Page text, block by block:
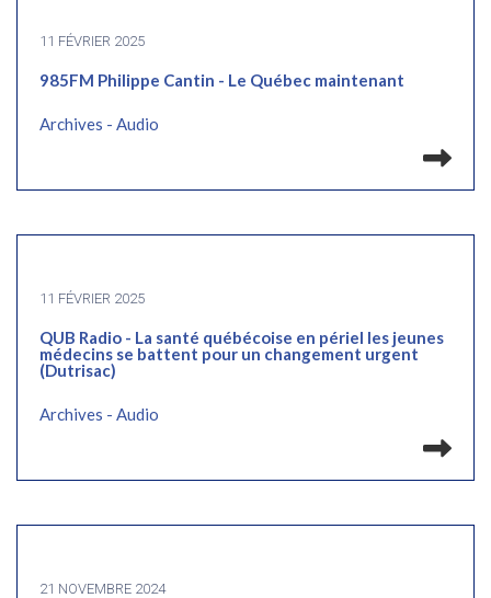
11 FÉVRIER 2025
985FM Philippe Cantin - Le Québec maintenant
Archives - Audio
11 FÉVRIER 2025
QUB Radio - La santé québécoise en périel les jeunes
médecins se battent pour un changement urgent
(Dutrisac)
Archives - Audio
21 NOVEMBRE 2024